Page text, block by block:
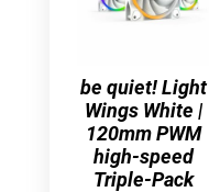
be quiet! Light
Wings White |
120mm PWM
high-speed
Triple-Pack